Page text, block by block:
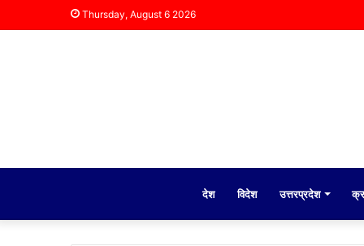
Thursday, August 6 2026
देश विदेश उत्तरप्रदेश